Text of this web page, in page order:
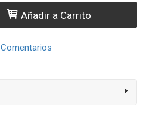
Añadir a Carrito
Comentarios